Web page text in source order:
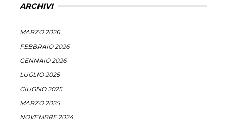
ARCHIVI
MARZO 2026
FEBBRAIO 2026
GENNAIO 2026
LUGLIO 2025
GIUGNO 2025
MARZO 2025
NOVEMBRE 2024